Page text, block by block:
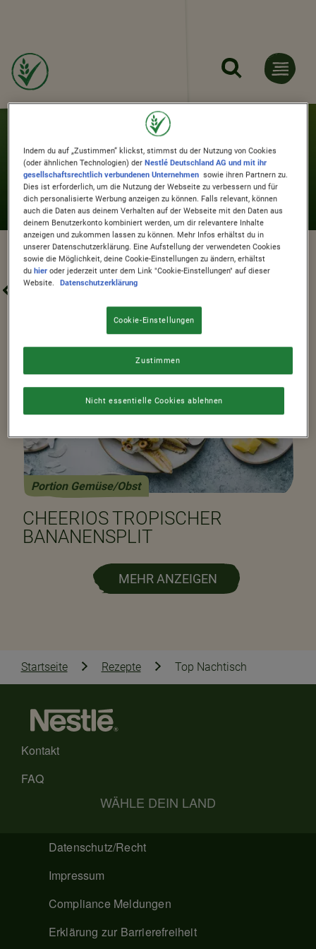
TOP NACHTISCH
SAISONAL
Portion Gemüse/Obst
CHEERIOS TROPISCHER
BANANENSPLIT
MEHR ANZEIGEN
Startseite Rezepte Top Nachtisch
Kontakt
FAQ
WÄHLE DEIN LAND
Datenschutz/Recht
Impressum
Compliance Meldungen
Erklärung zur Barrierefreiheit
Indem du auf „Zustimmen“ klickst, stimmst du der Nutzung von Cookies
(oder ähnlichen Technologien) derNestlé Deutschland AG und mit ihr
gesellschaftsrechtlich verbundenen Unternehmen sowie ihren Partnern zu.
Dies ist erforderlich, um die Nutzung der Webseite zu verbessern und für
dich personalisierte Werbung anzeigen zu können. Falls relevant, können
auch die Daten aus deinem Verhalten auf der Webseite mit den Daten aus
deinem Benutzerkonto kombiniert werden, um dir relevantere Inhalte
anzeigen und zukommen lassen zu können. Mehr Infos erhältst du in
unserer Datenschutzerklärung. Eine Aufstellung der verwendeten Cookies
sowie die Möglichkeit, deine Cookie-Einstellungen zu ändern, erhältst
duhier oder jederzeit unter dem Link "Cookie-Einstellungen" auf dieser
Website.
Datenschutzerklärung
Cookie-Einstellungen
Nicht essentielle Cookies ablehnen
Zustimmen